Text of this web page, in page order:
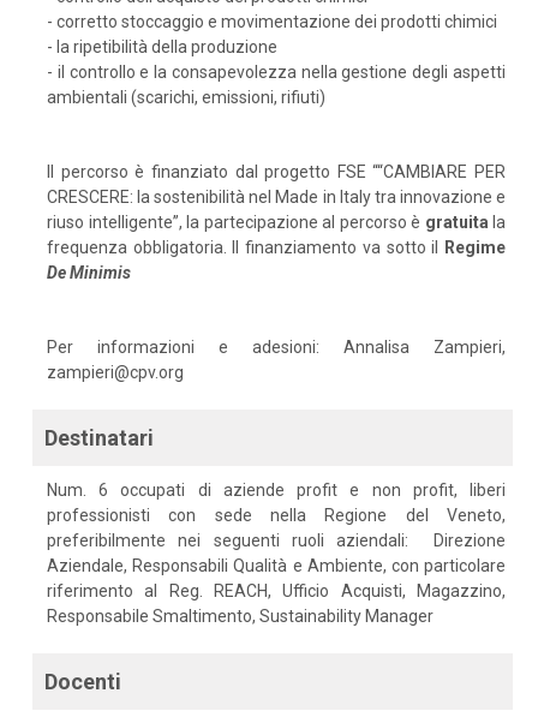
- corretto stoccaggio e movimentazione dei prodotti chimici
- la ripetibilità della produzione
- il controllo e la consapevolezza nella gestione degli aspetti
ambientali (scarichi, emissioni, rifiuti)
Il percorso è finanziato dal progetto FSE ““CAMBIARE PER
CRESCERE: la sostenibilità nel Made in Italy tra innovazione e
riuso intelligente”, la partecipazione al percorso è gratuita la
frequenza obbligatoria. Il finanziamento va sotto il
Regime
DeMinimis
Per informazioni e adesioni: Annalisa Zampieri,
zampieri@cpv.org
Destinatari
Num. 6 occupati di aziende profit e non profit, liberi
professionisti con sede nella Regione del Veneto,
preferibilmente nei seguenti ruoli aziendali: Direzione
Aziendale, Responsabili Qualità e Ambiente, con particolare
riferimento al Reg. REACH, Ufficio Acquisti, Magazzino,
Responsabile Smaltimento, Sustainability Manager
Docenti